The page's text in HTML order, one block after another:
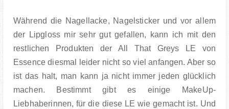
Während die Nagellacke, Nagelsticker und vor allem
der Lipgloss mir sehr gut gefallen, kann ich mit den
restlichen Produkten der All That Greys LE von
Essence diesmal leider nicht so viel anfangen. Aber so
ist das halt, man kann ja nicht immer jeden glücklich
machen. Bestimmt gibt es einige MakeUp-
Liebhaberinnen, für die diese LE wie gemacht ist. Und